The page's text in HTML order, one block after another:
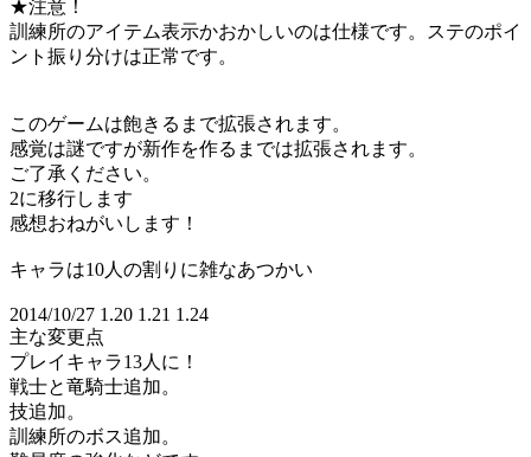
★注意！
訓練所のアイテム表示かおかしいのは仕様です。ステのポイ
ント振り分けは正常です。
このゲームは飽きるまで拡張されます。
感覚は謎ですが新作を作るまでは拡張されます。
ご了承ください。
2に移行します
感想おねがいします！
キャラは10人の割りに雑なあつかい
2014/10/27 1.20 1.21 1.24
主な変更点
プレイキャラ13人に！
戦士と竜騎士追加。
技追加。
訓練所のボス追加。